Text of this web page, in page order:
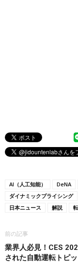
AI（人工知能） DeNA
ダイナミックプライシング
日本ニュース
解説
前の記事
業界人必見！CES
された自動運転トピ